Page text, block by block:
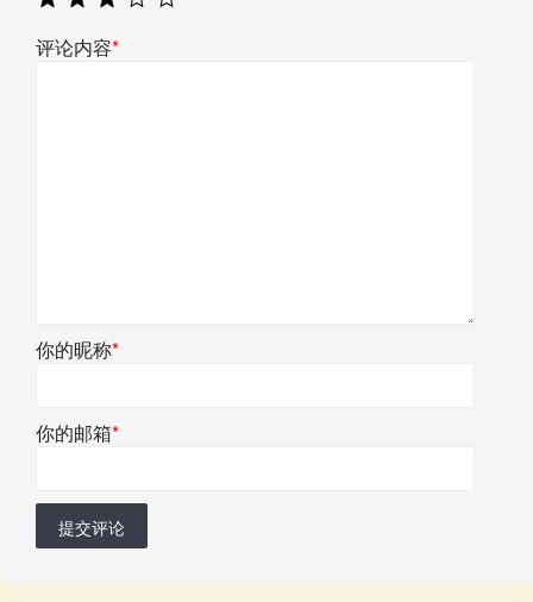
评论内容*
你的昵称*
你的邮箱*
提交评论